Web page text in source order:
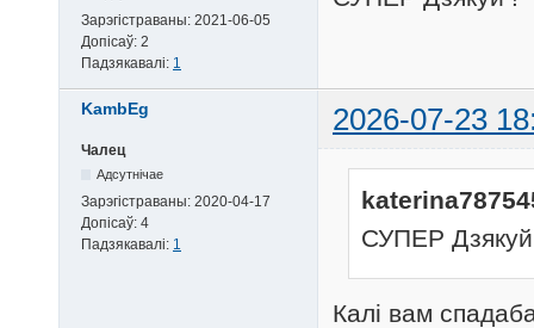
Зарэгістраваны: 2021-06-05
Допісаў: 2
Падзякавалі: 1
KambEg 2026-07-23
Чалец
Адсутнічае
Зарэгістраваны: 2020-04-17
Допісаў: 4
Падзякавалі: 1
СУПЕР
Калі вам